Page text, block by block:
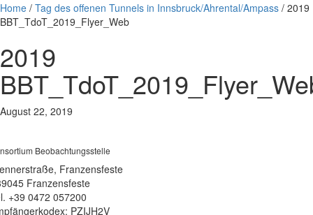
Home / Tag des offenen Tunnels in Innsbruck/Ahrental/Ampass / 2019
BBT_TdoT_2019_Flyer_Web
2019
August 22, 2019
Beobachtungsstelle
Franzensfeste
Franzensfeste
+39 0472 057200
PZIJH2V